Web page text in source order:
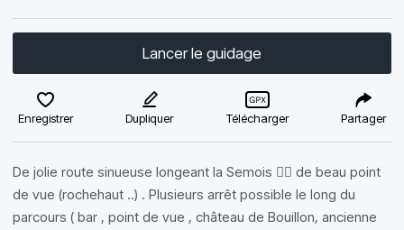
Lancer le guidage
Enregistrer Dupliquer Télécharger Partager
De jolie route sinueuse longeant la Semois 👌🏻 de beau point
de vue (rochehaut ..) . Plusieurs arrêt possible le long du
parcours ( bar , point de vue , château de Bouillon, ancienne